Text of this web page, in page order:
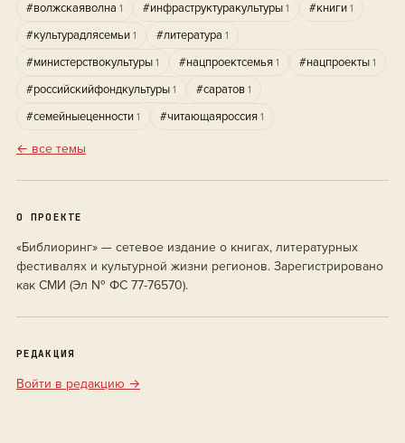
#волжскаяволна 1 #инфраструктуракультуры 1 #книги 1
#культурадлясемьи 1 #литература 1
#министерствокультуры 1 #нацпроектсемья 1 #нацпроекты 1
#российскийфондкультуры 1 #саратов 1
#семейныеценности 1 #читающаяроссия 1
← все темы
О ПРОЕКТЕ
«Библиоринг» — сетевое издание о книгах, литературных
фестивалях и культурной жизни регионов. Зарегистрировано
как СМИ (Эл № ФС 77-76570).
РЕДАКЦИЯ
Войти в редакцию →